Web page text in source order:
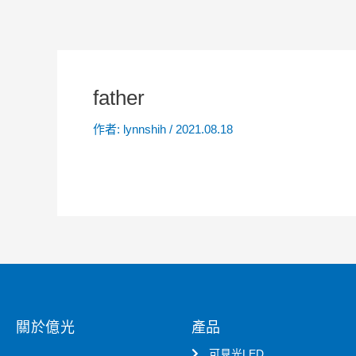
father
作者: lynnshih / 2021.08.18
關於億光 產品